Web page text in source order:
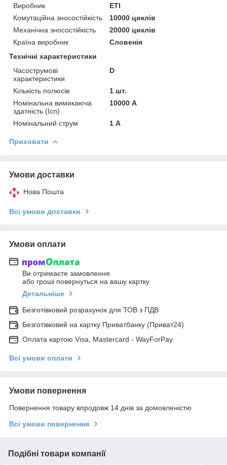
Виробник
ETI
Комутаційна зносостійкість
10000 циклів
Механічна зносостійкість
20000 циклів
Країна виробник
Словенія
Технічні характеристики
Часострумові
характеристики
D
Кількість полюсів
1 шт.
Номінальна вимикаюча
здатність (Icn)
10000 А
Номінальний струм 1 А
Приховати
Умови доставки
Нова Пошта
Всі умови доставки
Умови оплати
Ви отримаєте замовлення
або гроші повернуться на вашу картку
Детальніше
Безготівковий розрахунок для ТОВ з ПДВ
Безготівковий на картку Приватбанку (Приват24)
Оплата картою Visa, Mastercard - WayForPay
Всі умови оплати
Умови повернення
Повернення товару впродовж 14 днів за домовленістю
Всі умови повернення
Подібні товари компанії